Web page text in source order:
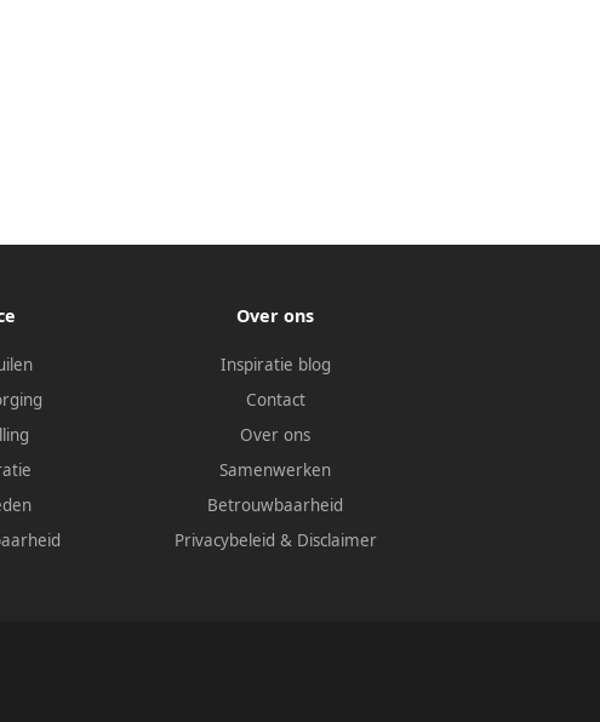
Over ons
Inspiratie blog
Contact
Over ons
Samenwerken
Betrouwbaarheid
Privacybeleid & Disclaimer